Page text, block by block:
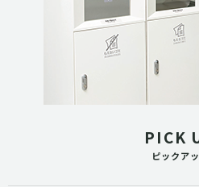
PICK
ピックア